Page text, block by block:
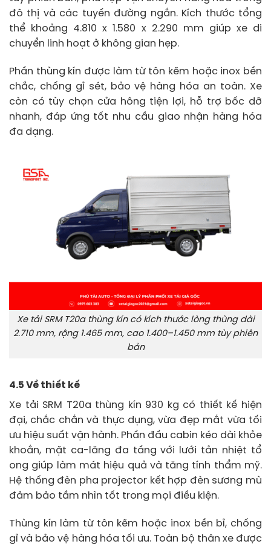
đô thị và các tuyến đường ngắn. Kích thước tổng
thể khoảng 4.810 x 1.580 x 2.290 mm giúp xe di
chuyển linh hoạt ở không gian hẹp.
Phần thùng kín được làm từ tôn kẽm hoặc inox bền
chắc, chống gỉ sét, bảo vệ hàng hóa an toàn. Xe
còn có tùy chọn cửa hông tiện lợi, hỗ trợ bốc dỡ
nhanh, đáp ứng tốt nhu cầu giao nhận hàng hóa
đa dạng.
Xe tải SRM T20a thùng kín có kích thước lòng thùng dài
2.710 mm, rộng 1.465 mm, cao 1.400–1.450 mm tùy phiên
bản
4.5 Về thiết kế
Xe tải SRM T20a thùng kín 930 kg có thiết kế hiện
đại, chắc chắn và thực dụng, vừa đẹp mắt vừa tối
ưu hiệu suất vận hành. Phần đầu cabin kéo dài khỏe
khoắn, mặt ca-lăng đa tầng với lưới tản nhiệt tổ
ong giúp làm mát hiệu quả và tăng tính thẩm mỹ.
Hệ thống đèn pha projector kết hợp đèn sương mù
đảm bảo tầm nhìn tốt trong mọi điều kiện.
Thùng kín làm từ tôn kẽm hoặc inox bền bỉ, chống
gỉ và bảo vệ hàng hóa tối ưu. Toàn bộ thân xe được